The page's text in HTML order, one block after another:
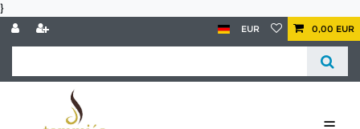
}
EUR 0,00 EUR